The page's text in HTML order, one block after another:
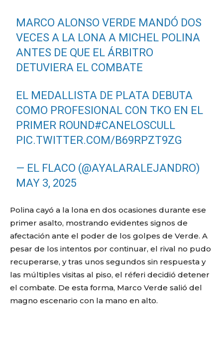
MARCO ALONSO VERDE MANDÓ DOS
VECES A LA LONA A MICHEL POLINA
ANTES DE QUE EL ÁRBITRO
DETUVIERA EL COMBATE
EL MEDALLISTA DE PLATA DEBUTA
COMO PROFESIONAL CON TKO EN EL
PRIMER ROUND#CANELOSCULL
PIC.TWITTER.COM/B69RPZT9ZG
— EL FLACO (@AYALARALEJANDRO)
MAY 3, 2025
Polina cayó a la lona en dos ocasiones durante ese
primer asalto, mostrando evidentes signos de
afectación ante el poder de los golpes de Verde. A
pesar de los intentos por continuar, el rival no pudo
recuperarse, y tras unos segundos sin respuesta y
las múltiples visitas al piso, el réferi decidió detener
el combate. De esta forma, Marco Verde salió del
magno escenario con la mano en alto.